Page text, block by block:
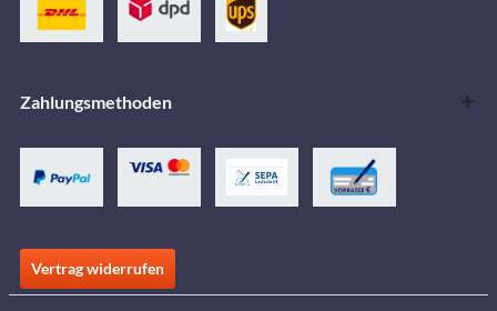
Zahlungsmethoden
Vertrag widerrufen